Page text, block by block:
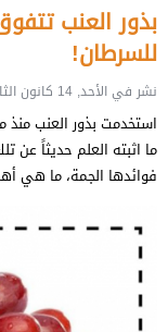
بذور العنب
للسرطان!
نشر في الأحد, 14 كانون الثاني 2018
استخدمت بذور العنب
ما اثبته العلم حديثاً عن
فوائدها الجمة، ما هي